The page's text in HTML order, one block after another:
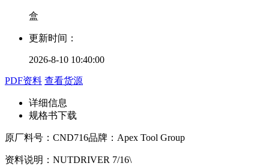
盒
更新时间：
2026-8-10 10:40:00
PDF资料 查看货源
详细信息
规格书下载
原厂料号： CND716品牌： Apex Tool Group
资料说明： NUTDRIVER 7/16\